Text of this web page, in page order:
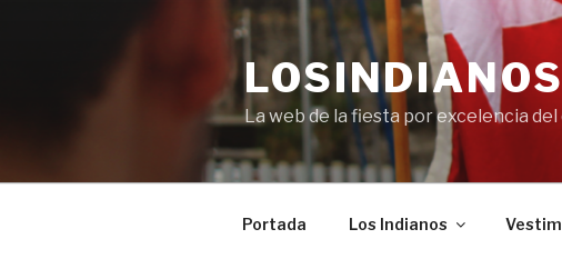
La web de la fiesta por excelencia
Portada Los Indianos